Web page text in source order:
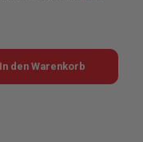
oder benutze die
In den Warenkorb